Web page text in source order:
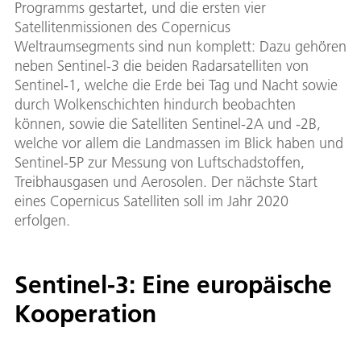
Programms gestartet, und die ersten vier
Satellitenmissionen des Copernicus
Weltraumsegments sind nun komplett: Dazu gehören
neben Sentinel-3 die beiden Radarsatelliten von
Sentinel-1, welche die Erde bei Tag und Nacht sowie
durch Wolkenschichten hindurch beobachten
können, sowie die Satelliten Sentinel-2A und -2B,
welche vor allem die Landmassen im Blick haben und
Sentinel-5P zur Messung von Luftschadstoffen,
Treibhausgasen und Aerosolen. Der nächste Start
eines Copernicus Satelliten soll im Jahr 2020
erfolgen.
Sentinel-3: Eine europäische
Kooperation